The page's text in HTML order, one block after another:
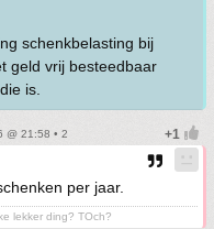
schenkbelasting bij
geld vrij besteedbaar
is.
@ 21:58 • 2
per jaar.
lekker ding? TOch?